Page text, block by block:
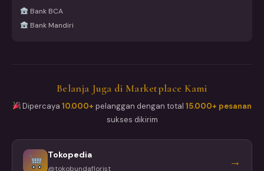
Bank BCA
Bank Mandiri
Belanja Juga di Marketplace Kami
Dipercaya10.000+ pelanggan dengan total15.000+ pesanan
sukses dikirim
Tokopedia
@tokobundaflorist →